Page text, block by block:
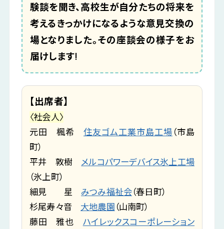
験談を聞き、高校生が自分たちの将来を
考えるきっかけになるような意見交換の
場となりました。その座談会の様子をお
届けします!
【出席者】
〈社会人〉
元田 楓希 住友ゴム工業市島工場 （市島
町）
平井 敦樹 メルコパワーデバイス氷上工場
（氷上町）
細見 星 みつみ福祉会（春日町）
杉尾寿々音 大地農園 （山南町）
藤田 雅也 ハイレックスコーポレーション